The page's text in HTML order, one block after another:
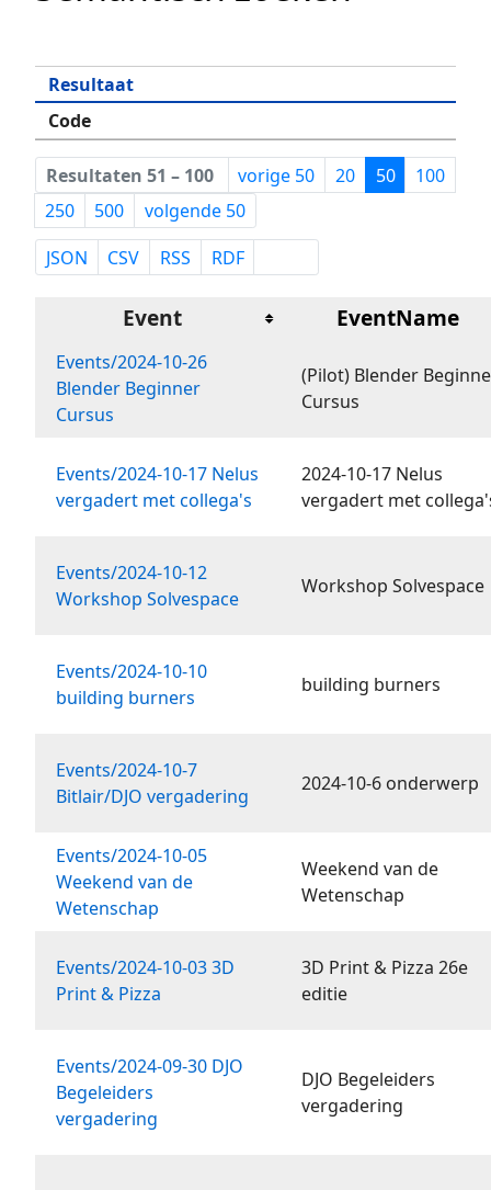
Resultaat
Code
Resultaten 51 – 100 vorige 50 20 50
100
250
500
volgende 50
JSON
CSV RSS RDF
Event EventName
Events/2024-10-26
Blender Beginner
Cursus
(Pilot) Blender
Cursus
Events/2024-10-17 Nelus
vergadert met collega's
2024-10-17 Nelus
vergadert met
Events/2024-10-12
Workshop Solvespace
Workshop Solvespace
Events/2024-10-10
building burners
building burners
Events/2024-10-7
Bitlair/DJO vergadering
2024-10-6 onderwerp
Events/2024-10-05
Weekend van de
Wetenschap
Weekend van de
Wetenschap
Events/2024-10-03 3D
Print & Pizza
3D Print & Pizza 26e
editie
Events/2024-09-30 DJO
Begeleiders
vergadering
DJO Begeleiders
vergadering